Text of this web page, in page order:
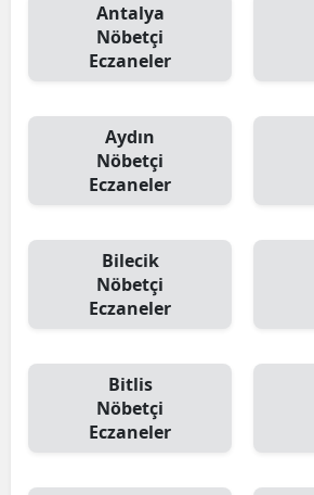
Antalya
Nöbetçi
Eczaneler
Aydın
Nöbetçi
Eczaneler
Bilecik
Nöbetçi
Eczaneler
Bitlis
Nöbetçi
Eczaneler